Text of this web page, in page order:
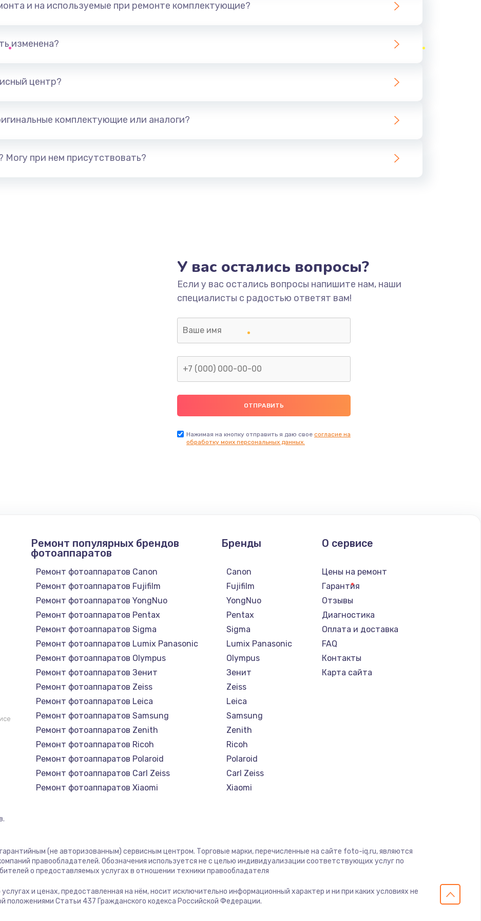
1800 руб. Заказать
400 руб.
1000 руб.
Заказать
Заказать
Заказать
Заказать
Заказать
Заказать
1500 руб. Заказать
2500 руб. Заказать
1300 руб. Заказать
900 руб. Заказать
1300 руб. Заказать
1400 руб. Заказать
1400 руб. Заказать
580 руб. Заказать
500 руб. Заказать
600 руб. Заказать
850 руб. Заказать
и на используемые при ремонте комплектующие?
изменена?
центр?
комплектующие или аналоги?
при нем присутствовать?
У вас остались вопросы?
Если у вас остались вопросы напишите нам, наши
специалисты с радостью ответят вам!
Нажимая на кнопку отправить я даю свое согласие на
обработку моих персональных данных.
Ремонт популярных брендов
фотоаппаратов
Ремонт фотоаппаратов Canon
Ремонт фотоаппаратов Fujifilm
Ремонт фотоаппаратов YongNuo
Ремонт фотоаппаратов Pentax
Ремонт фотоаппаратов Sigma
Ремонт фотоаппаратов Lumix Panasonic
Ремонт фотоаппаратов Olympus
Ремонт фотоаппаратов Зенит
Ремонт фотоаппаратов Zeiss
Ремонт фотоаппаратов Leica
Ремонт фотоаппаратов Samsung
Ремонт фотоаппаратов Zenith
Ремонт фотоаппаратов Ricoh
Ремонт фотоаппаратов Polaroid
Ремонт фотоаппаратов Carl Zeiss
Ремонт фотоаппаратов Xiaomi
Бренды
Canon
Fujifilm
YongNuo
Pentax
Sigma
Lumix Panasonic
Olympus
Зенит
Zeiss
Leica
Samsung
Zenith
Ricoh
Polaroid
Carl Zeiss
Xiaomi
О сервисе
Цены на ремонт
Гарантия
Отзывы
Диагностика
Оплата и доставка
FAQ
Контакты
Карта сайта
(не авторизованным) сервисным центром. Торговые марки, перечисленные на сайте foto-iq.ru, являются
правообладателей. Обозначения используется не с целью индивидуализации соответствующих услуг по
о предоставляемых услугах в отношении техники правообладателя
и ценах, предоставленная на нём, носит исключительно информационный характер и ни при каких условиях не
положениями Статьи 437 Гражданского кодекса Российской Федерации.